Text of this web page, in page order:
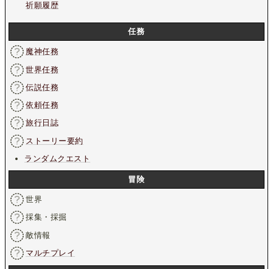
祈願履歴
任務
魔神任務
世界任務
伝説任務
依頼任務
旅行日誌
ストーリー要約
ランダムクエスト
冒険
世界
採集・採掘
敵情報
マルチプレイ